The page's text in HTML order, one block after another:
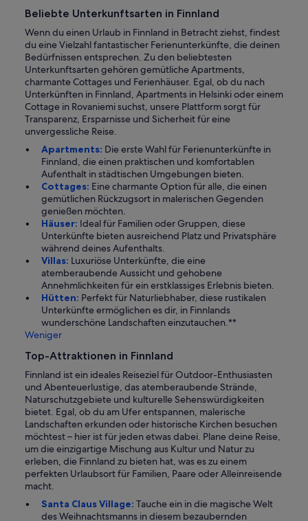
Beliebte Unterkunftsarten in Finnland
Wenn du einen Urlaub in Finnland in Betracht ziehst, findest
du eine Vielzahl fantastischer Ferienunterkünfte, die deinen
Bedürfnissen entsprechen. Zu den beliebtesten
Unterkunftsarten gehören gemütliche Apartments,
charmante Cottages und Ferienhäuser. Egal, ob du nach
Unterkünften in Finnland, Apartments in Helsinki oder einem
Cottage in Rovaniemi suchst, unsere Plattform sorgt für
Transparenz, Ersparnisse und Sicherheit für eine
unvergessliche Reise.
Apartments: Die erste Wahl für Ferienunterkünfte in
Finnland, die einen praktischen und komfortablen
Aufenthalt in städtischen Umgebungen bieten.
Cottages: Eine charmante Option für alle, die einen
gemütlichen Rückzugsort in malerischen Gegenden
genießen möchten.
Häuser: Ideal für Familien oder Gruppen, diese
Unterkünfte bieten ausreichend Platz und Privatsphäre
während deines Aufenthalts.
Villas: Luxuriöse Unterkünfte, die eine
atemberaubende Aussicht und gehobene
Annehmlichkeiten für ein erstklassiges Erlebnis bieten.
Hütten: Perfekt für Naturliebhaber, diese rustikalen
Unterkünfte ermöglichen es dir, in Finnlands
wunderschöne Landschaften einzutauchen.**
Weniger
Top-Attraktionen in Finnland
Finnland ist ein ideales Reiseziel für Outdoor-Enthusiasten
und Abenteuerlustige, das atemberaubende Strände,
Naturschutzgebiete und kulturelle Sehenswürdigkeiten
bietet. Egal, ob du am Ufer entspannen, malerische
Landschaften erkunden oder historische Kirchen besuchen
möchtest – hier ist für jeden etwas dabei. Plane deine Reise,
um die einzigartige Mischung aus Kultur und Natur zu
erleben, die Finnland zu bieten hat, was es zu einem
perfekten Urlaubsort für Familien, Paare oder Alleinreisende
macht.
Santa Claus Village: Tauche ein in die magische Welt
des Weihnachtsmanns in diesem bezaubernden